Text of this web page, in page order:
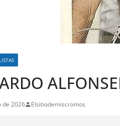
de 2026 Elsitiodemiscromos